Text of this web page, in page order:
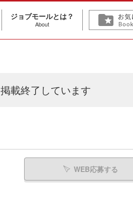
ジョブモールとは？
About
掲載終了しています
WEB応募する